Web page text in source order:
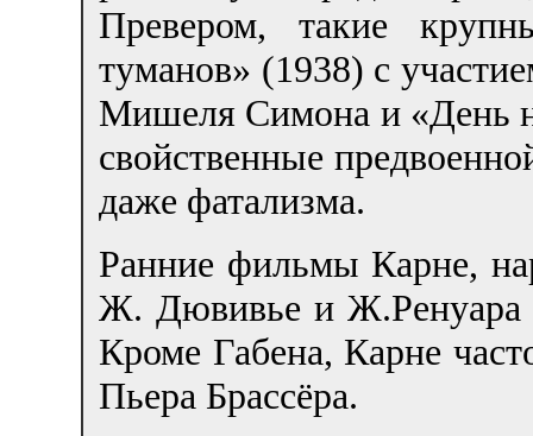
Превером, такие
туманов» (1938) с
Мишеля Симона и «День
свойственные
даже фатализма.
Ранние фильмы Карне,
Ж. Дювивье и Ж.Ренуара
Кроме Габена, Карне
Пьера Брассёра.